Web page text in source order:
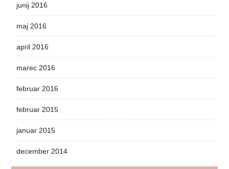
junij 2016
maj 2016
april 2016
marec 2016
februar 2016
februar 2015
januar 2015
december 2014